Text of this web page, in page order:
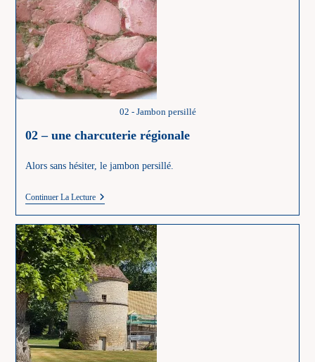
02 - Jambon persillé
02 – une charcuterie régionale
Alors sans hésiter, le jambon persillé.
Continuer La Lecture02
Charcuterie
Régionale